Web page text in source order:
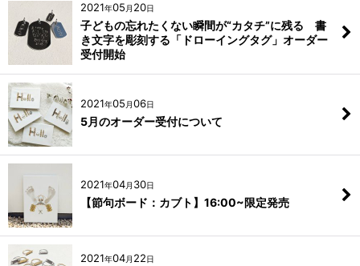
2021年05 月 20日
子どもの忘れたくない瞬間が“カタチ”に残る 書
き文字を彫刻する「ドローイングタグ」オーダー
受付開始
2021年05 月06日
5月のオーダー受付について
2021年04月 30日
【節句ボード：カブト】16:00~限定発売
2021年04月 22日